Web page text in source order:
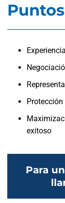
exitoso
Para